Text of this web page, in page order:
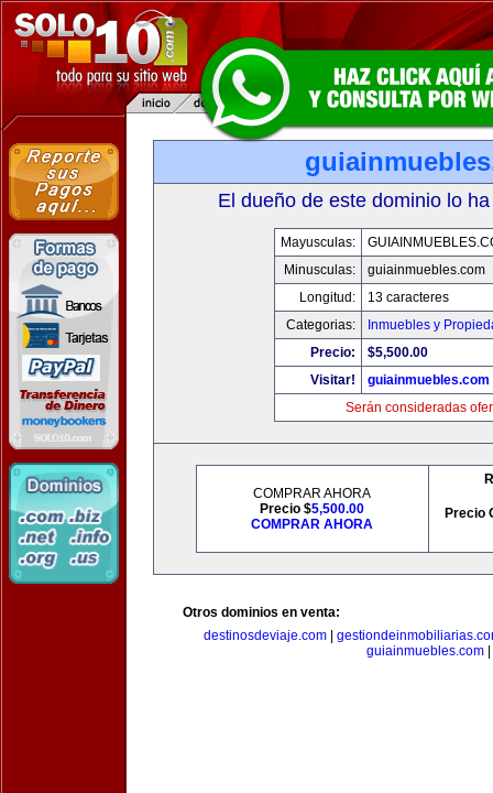
El dueño de este dominio lo
Mayusculas:
Minusculas:
guiainmuebles.com
Longitud:
13 caracteres
Categorias:
Inmuebles y
Precio:
$5,500.00
Visitar!
guiainmuebles.com
Serán consideradas
COMPRAR AHORA
Precio $5,500.00
COMPRAR AHORA
Precio
Otros dominios en venta:
destinosdeviaje.com|
guiainmuebles.com|